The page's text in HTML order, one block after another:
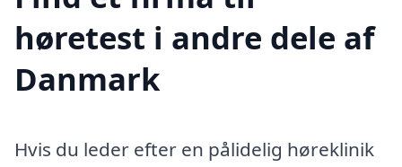
høretest i andre dele af
Danmark
Hvis du leder efter en pålidelig høreklinik